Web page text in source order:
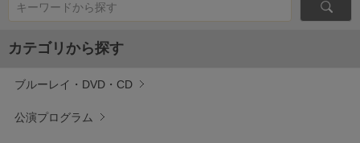
キーワードから探す
カテゴリから探す
ブルーレイ・DVD・CD
公演プログラム